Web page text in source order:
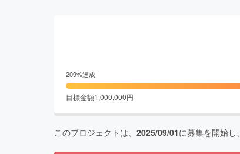
209%達成
目標金額1,000,000円
このプロジェクトは、 2025/09/01に募集を開始し